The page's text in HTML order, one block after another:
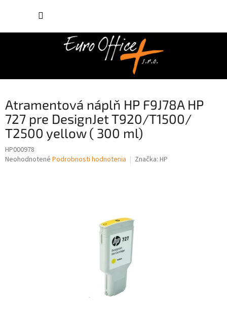
Atramentová náplň HP F9J78A HP
727 pre DesignJet T920/T1500/
T2500 yellow ( 300 ml)
HP000978
Priemerné
Neohodnotené Podrobnosti hodnotenia Značka: HP